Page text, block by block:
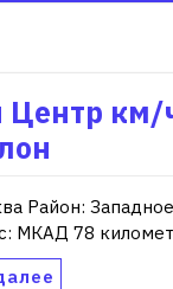
Центр км/
Район:
МКАД 78